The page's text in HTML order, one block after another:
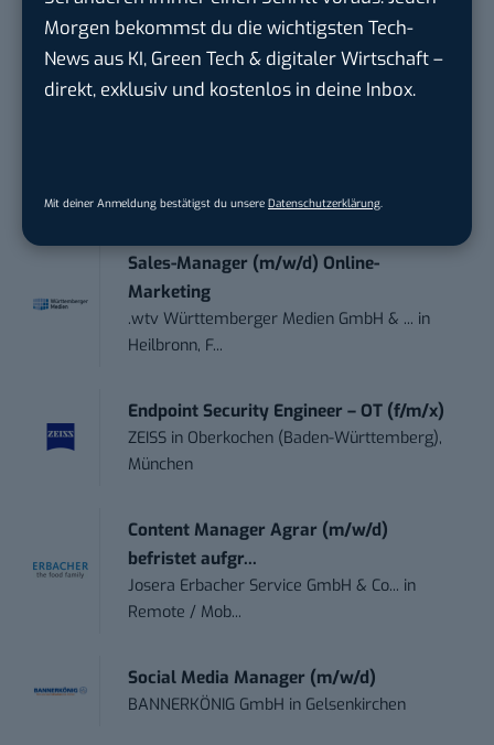
Morgen bekommst du die wichtigsten Tech-
News aus KI, Green Tech & digitaler Wirtschaft –
direkt, exklusiv und kostenlos in deine Inbox.
Mit deiner Anmeldung bestätigst du unsere Datenschutzerklärung
touristische...
trendtours Holding GmbH in Eschborn
Frankfurt am Main
Sales-Manager (m/w/d) Online-
Marketing
.wtv Württemberger Medien GmbH & ... in
Heilbronn, F...
Endpoint Security Engineer – OT (f/m/x)
ZEISS in Oberkochen (Baden-Württemberg),
München
Content Manager Agrar (m/w/d)
befristet aufgr...
Josera Erbacher Service GmbH & Co... in
Remote / Mob...
Social Media Manager (m/w/d)
BANNERKÖNIG GmbH in Gelsenkirchen